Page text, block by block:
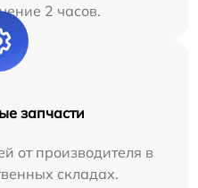
2 часов.
запчасти
от производителя в
складах.